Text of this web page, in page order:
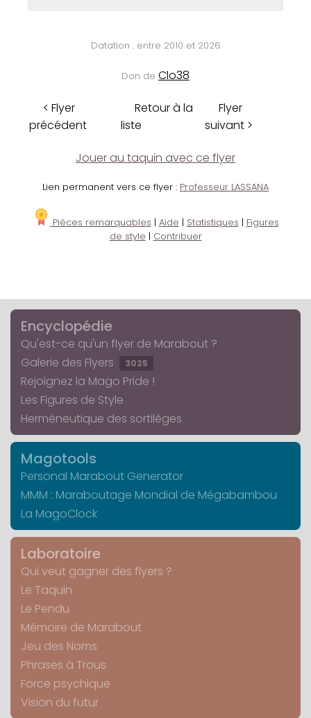
Datation : entre 2010 et 2026
Don de Clo38
< Flyer
précédent
Retour à la
liste
Flyer
suivant >
Jouer au taquin avec ce flyer
Lien permanent vers ce flyer : Professeur LASSANA
Pièces remarquables | Aide | Statistiques | Figures
de style | Contribuer
Encyclopédie
Qu'est-ce qu'un flyer de Marabout ?
Galerie des Flyers
3025
Rejoignez la Mago Pride !
Les Figures de Style
Herméneutique des sortilèges
Magotools
Personal Marabout Generator
MMM : Maraboutage Mondial de Mégabambou
La MagoClock
Laboratoire
Qui veut gagner des flyers ?
Le Taquin
Le Pendu
Mémoire de Marabout
Jeu des Noms
Phrases à Trous
Force psychique
Vision du futur